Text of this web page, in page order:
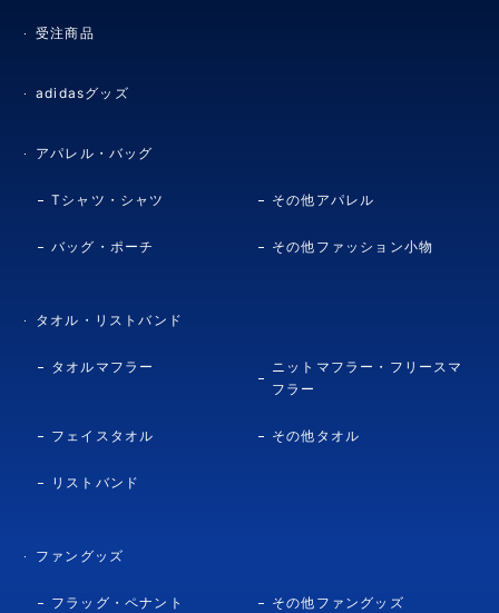
受注商品
adidasグッズ
アパレル・バッグ
Tシャツ・シャツ その他アパレル
バッグ・ポーチ その他ファッション小物
タオル・リストバンド
タオルマフラー
ニットマフラー・フリースマ
フラー
フェイスタオル その他タオル
リストバンド
ファングッズ
フラッグ・ペナント その他ファングッズ